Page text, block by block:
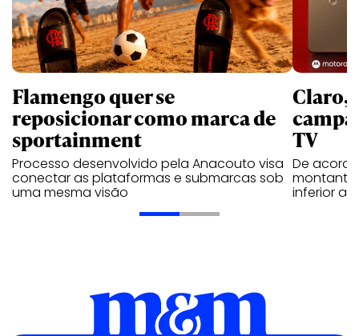
Flamengo quer se
reposicionar como marca de
sportainment
Processo desenvolvido pela Anacouto visa
conectar as plataformas e submarcas sob
uma mesma visão
Claro,
TV
De
montante
inferior